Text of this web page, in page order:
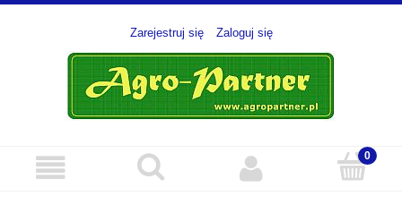
Zarejestruj się Zaloguj się